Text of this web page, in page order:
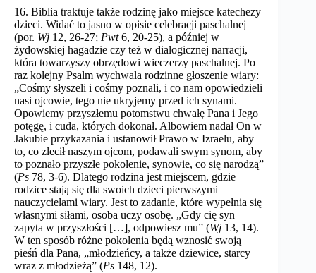
16. Biblia traktuje także rodzinę jako miejsce katechezy
dzieci. Widać to jasno w opisie celebracji paschalnej
(por. Wj 12, 26-27; Pwt6, 20-25), a później w
żydowskiej hagadzie czy też w dialogicznej narracji,
która towarzyszy obrzędowi wieczerzy paschalnej. Po
raz kolejny Psalm wychwala rodzinne głoszenie wiary:
„Cośmy słyszeli i cośmy poznali, i co nam opowiedzieli
nasi ojcowie, tego nie ukryjemy przed ich synami.
Opowiemy przyszłemu potomstwu chwałę Pana i Jego
potęgę, i cuda, których dokonał. Albowiem nadał On w
Jakubie przykazania i ustanowił Prawo w Izraelu, aby
to, co zlecił naszym ojcom, podawali swym synom, aby
to poznało przyszłe pokolenie, synowie, co się narodzą”
(Ps 78, 3-6). Dlatego rodzina jest miejscem, gdzie
rodzice stają się dla swoich dzieci pierwszymi
nauczycielami wiary. Jest to zadanie, które wypełnia się
własnymi siłami, osoba uczy osobę. „Gdy cię syn
zapyta w przyszłości […], odpowiesz mu” (Wj 13, 14).
W ten sposób różne pokolenia będą wznosić swoją
pieśń dla Pana, „młodzieńcy, a także dziewice, starcy
wraz z młodzieżą” (Ps 148, 12).